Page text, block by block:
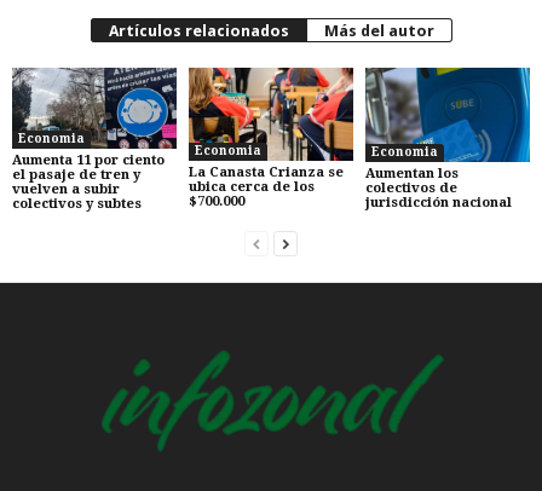
Artículos relacionados Más del autor
Economia
Aumenta 11 por ciento
el pasaje de tren y
vuelven a subir
colectivos y subtes
Economia
La Canasta Crianza se
ubica cerca de los
$700.000
Economia
Aumentan los
colectivos de
jurisdicción nacional